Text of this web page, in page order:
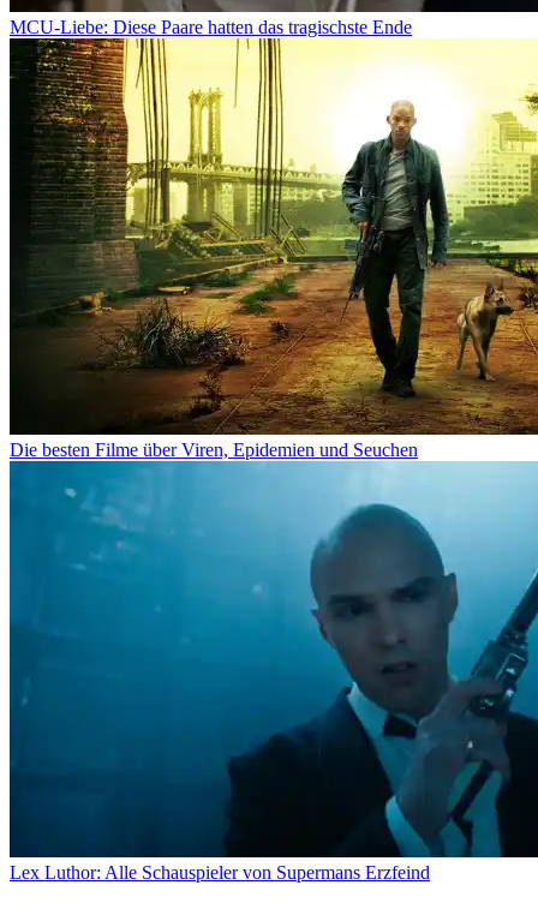
MCU-Liebe: Diese Paare hatten das tragischste Ende
Die besten Filme über Viren, Epidemien und Seuchen
Lex Luthor: Alle Schauspieler von Supermans Erzfeind